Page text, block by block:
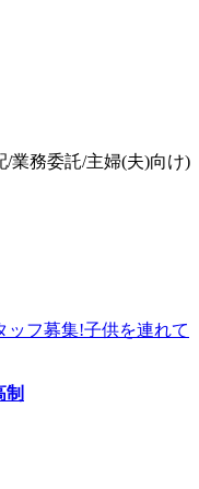
/業務委託/主婦(夫)向け)
ッフ募集!子供を連れて
制